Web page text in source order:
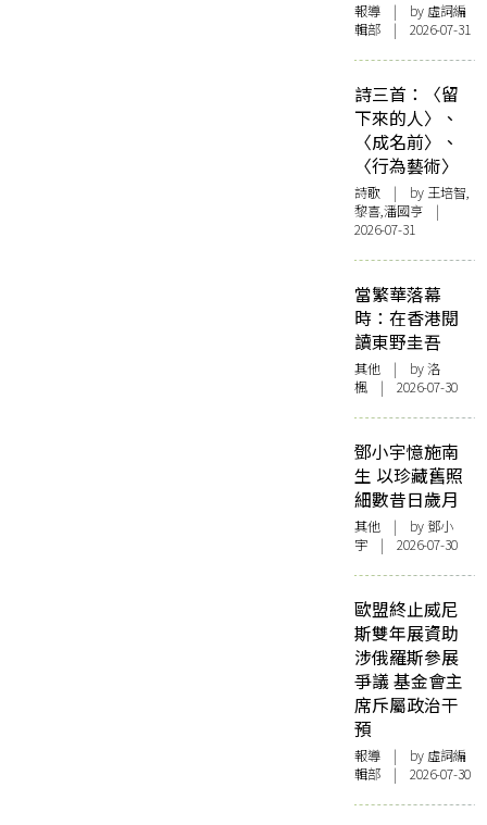
報導 | by 虛詞編
輯部 | 2026-07-31
詩三首：〈留
下來的人〉、
〈成名前〉、
〈行為藝術〉
詩歌 | by 王培智,
黎喜,潘國亨 |
2026-07-31
當繁華落幕
時：在香港閱
讀東野圭吾
其他 | by洛
楓 | 2026-07-30
鄧小宇憶施南
生 以珍藏舊照
細數昔日歲月
其他 | by 鄧小
宇 | 2026-07-30
歐盟終止威尼
斯雙年展資助
涉俄羅斯參展
爭議 基金會主
席斥屬政治干
預
報導 | by 虛詞編
輯部 | 2026-07-30